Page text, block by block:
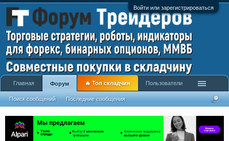
Войти или зарегистрироваться
Главная Форум
Поиск сообщений Последние сообщения
🔥 Топ складчин Пользователи